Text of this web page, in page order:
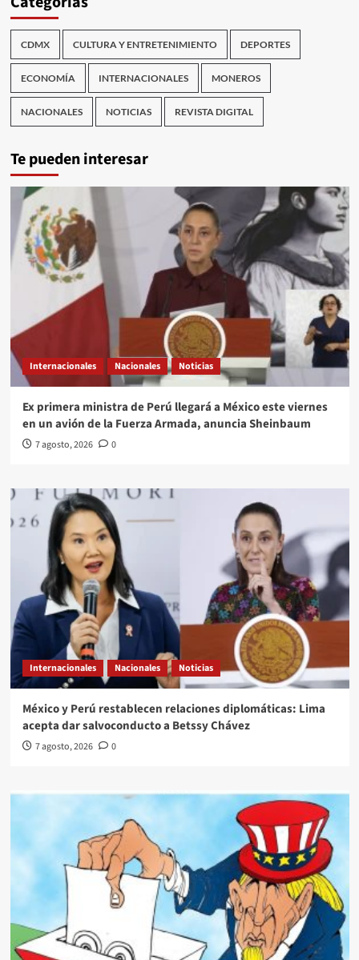
CDMX CULTURA Y ENTRETENIMIENTO DEPORTES
ECONOMÍA INTERNACIONALES MONEROS
NACIONALES NOTICIAS REVISTA DIGITAL
Te pueden interesar
Internacionales Nacionales Noticias
Ex primera ministra de Perú llegará a México este viernes
en un avión de la Fuerza Armada, anuncia Sheinbaum
7 agosto, 2026 0
Internacionales Nacionales Noticias
México y Perú restablecen relaciones diplomáticas: Lima
acepta dar salvoconducto a Betssy Chávez
7 agosto, 2026 0